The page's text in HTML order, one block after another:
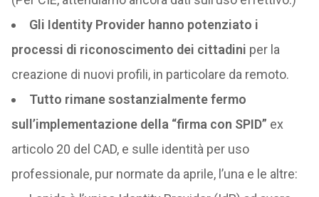
Gli Identity Provider hanno potenziato i
processi di riconoscimento dei cittadini per la
creazione di nuovi profili, in particolare da remoto.
Tutto rimane sostanzialmente fermo
sull’implementazione della “firma con SPID” ex
articolo 20 del CAD, e sulle identità per uso
professionale, pur normate da aprile, l’una e le altre: